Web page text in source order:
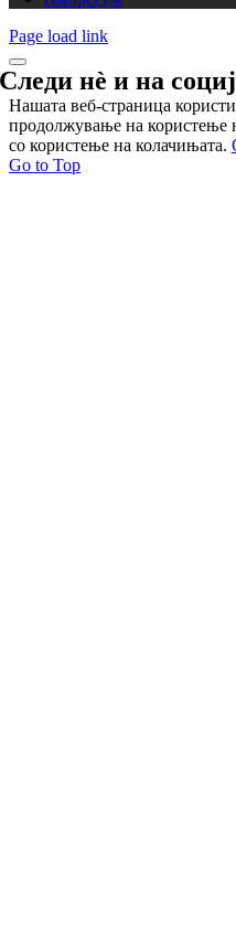
Page load link
Следи нѐ и на
Нашата веб-страница
продолжување на користење
со користење на колачињата.
Go to Top